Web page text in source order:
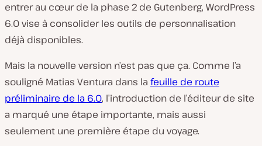
entrer au cœur de la phase 2 de Gutenberg, WordPress
6.0 vise à consolider les outils de personnalisation
déjà disponibles.
Mais la nouvelle version n’est pas que ça. Comme l’a
souligné Matias Ventura dans la feuille de route
préliminaire de la 6.0, l’introduction de l’éditeur de site
a marqué une étape importante, mais aussi
seulement une première étape du voyage.